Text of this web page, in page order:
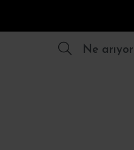
Ne